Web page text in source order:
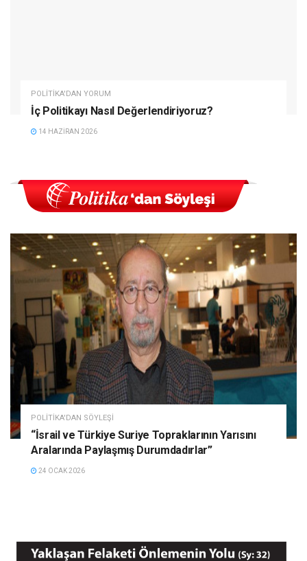
POLITIKA'DAN YORUM
İç Politikayı Nasıl Değerlendiriyoruz?
14 HAZIRAN 2026
POLITIKA'DAN SÖYLEŞI
“İsrail ve Türkiye Suriye Topraklarının Yarısını
Aralarında Paylaşmış Durumdadırlar”
24 OCAK 2026